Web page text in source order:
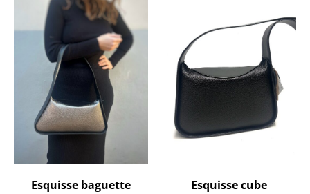
Esquisse baguette
Esquisse cube